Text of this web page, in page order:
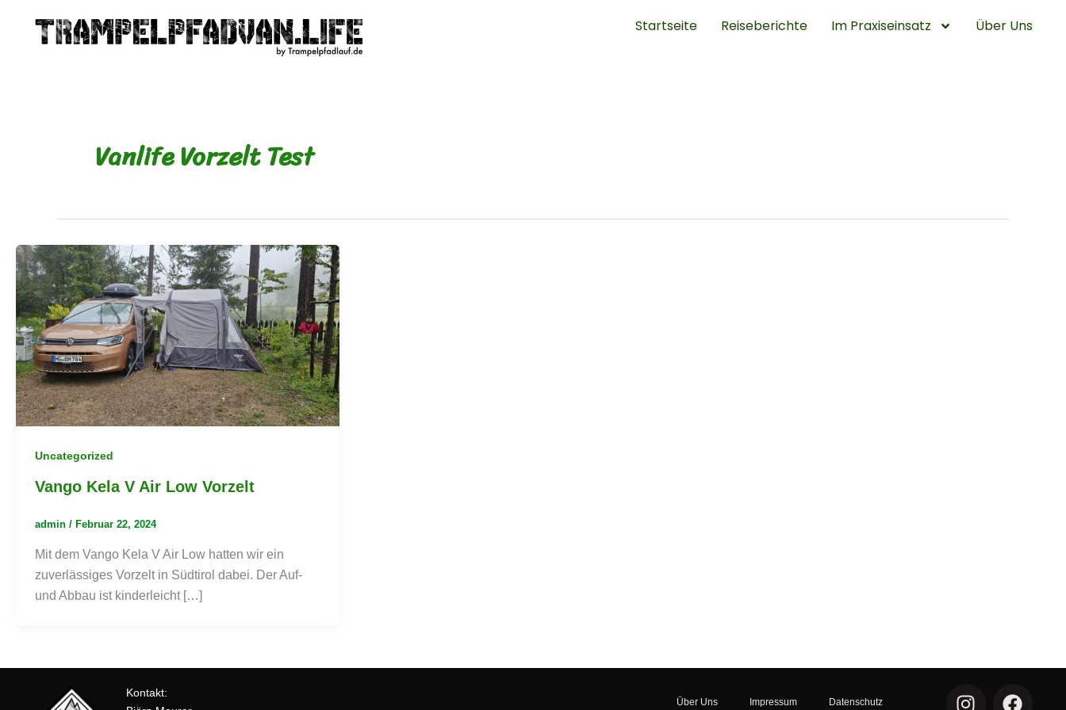
Startseite Reiseberichte Im Praxiseinsatz Über Uns
Vanlife Vorzelt Test
Uncategorized
Vango Kela V Air Low Vorzelt
admin / Februar 22, 2024
Mit dem Vango Kela V Air Low hatten wir ein
zuverlässiges Vorzelt in Südtirol dabei. Der Auf-
und Abbau ist kinderleicht […]
Kontakt:
Über Uns Impressum Datenschutz
I
F